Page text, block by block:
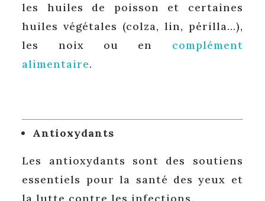
les huiles de poisson et certaines
huiles végétales (colza, lin, périlla…),
les noix ou en complément
alimentaire.
Antioxydants
Les antioxydants sont des soutiens
essentiels pour la santé des yeux et